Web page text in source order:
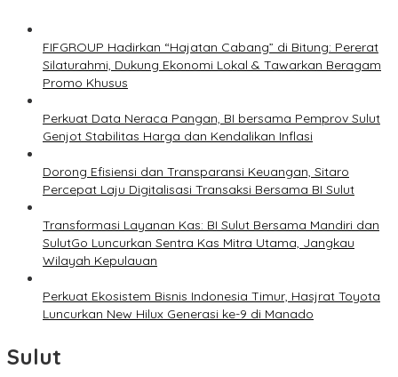
FIFGROUP Hadirkan “Hajatan Cabang” di Bitung: Pererat
Silaturahmi, Dukung Ekonomi Lokal & Tawarkan Beragam
Promo Khusus
Perkuat Data Neraca Pangan, BI bersama Pemprov Sulut
Genjot Stabilitas Harga dan Kendalikan Inflasi
Dorong Efisiensi dan Transparansi Keuangan, Sitaro
Percepat Laju Digitalisasi Transaksi Bersama BI Sulut
Transformasi Layanan Kas: BI Sulut Bersama Mandiri dan
SulutGo Luncurkan Sentra Kas Mitra Utama, Jangkau
Wilayah Kepulauan
Perkuat Ekosistem Bisnis Indonesia Timur, Hasjrat Toyota
Luncurkan New Hilux Generasi ke-9 di Manado
Sulut